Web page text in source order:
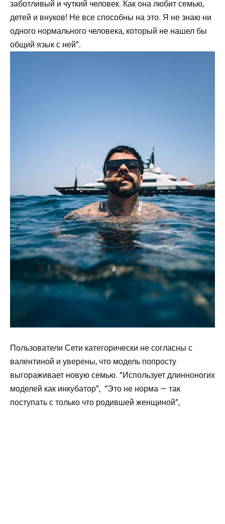
заботливый и чуткий человек. Как она любит семью,
детей и внуков! Не все способны на это. Я не знаю ни
одного нормального человека, который не нашел бы
общий язык с ней”.
Пользователи Сети категорически не согласны с
валентиной и уверены, что модель попросту
выгораживает новую семью. “Использует длинноногих
моделей как инкубатор”, “Это не норма — так
поступать с только что родившей женщиной”,